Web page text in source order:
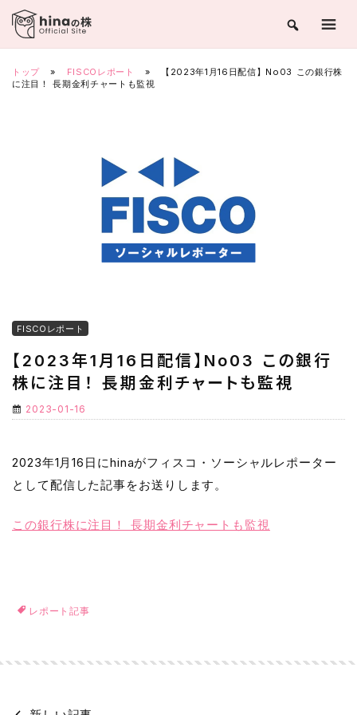
Skip
content
トップ » FISCOレポート »
【2023年1月16日配信】No03 この銀行株
に注目！ 長期金利チャートも監視
FISCOレポート
【2023年1月16日配信】No03 この銀行
株に注目！ 長期金利チャートも監視
2023-01-16
2023年1月16日にhinaがフィスコ・ソーシャルレポーター
として配信した記事をお送りします。
この銀行株に注目！ 長期金利チャートも監視
レポート記事